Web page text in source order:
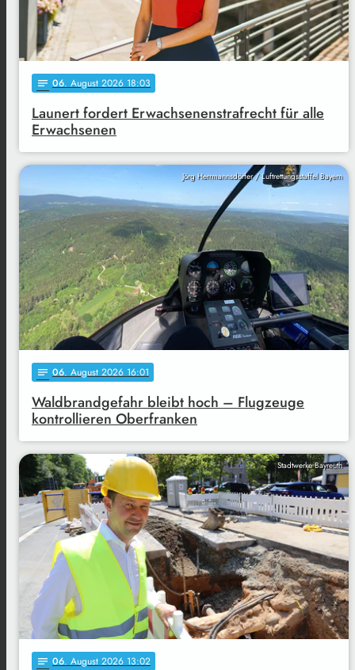
notes 06. August 2026 18:03
Launert fordert Erwachsenenstrafrecht für alle
Erwachsenen
Jörg Herrmannsdörfer / Luftrettungsstaffel Bayern
notes 06. August 2026 16:01
Waldbrandgefahr bleibt hoch – Flugzeuge
kontrollieren Oberfranken
Stadtwerke Bayreuth
notes 06. August 2026 13:02